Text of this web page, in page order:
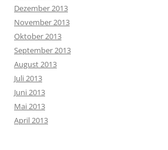
Dezember 2013
November 2013
Oktober 2013
September 2013
August 2013
Juli 2013
Juni 2013
Mai 2013
April 2013